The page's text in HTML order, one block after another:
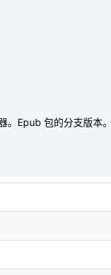
Epub 包的分支版本